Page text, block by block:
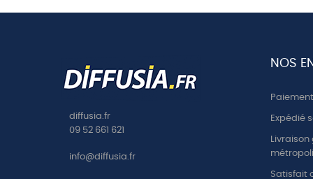
diffusia.fr
09 52 661 621
info@diffusia.fr
NOS
Expédié
Satisfait